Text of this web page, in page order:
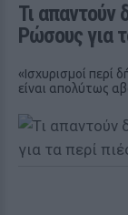
Τι απαντούν
Ρώσους για
«Ισχυρισμοί περί
είναι απολύτως